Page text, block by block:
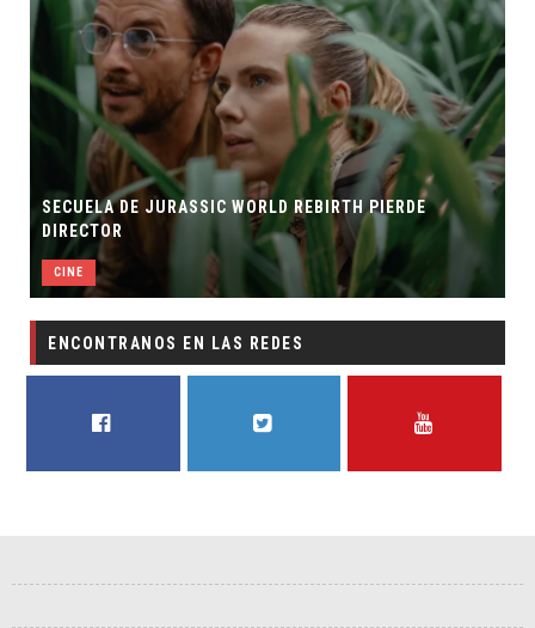
SECUELA DE JURASSIC WORLD REBIRTH PIERDE
DIRECTOR
CINE
ENCONTRANOS EN LAS REDES